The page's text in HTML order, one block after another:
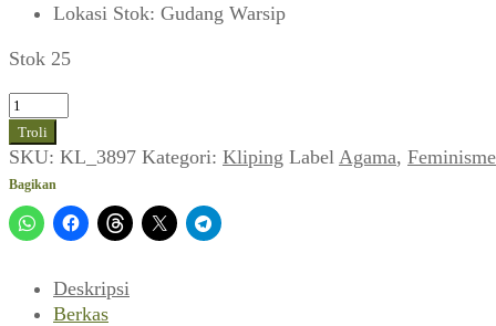
Lokasi Stok: Gudang Warsip
Stok 25
Kuantitas
Ahmad
Shodiq
~
Wanita
Dalam
(Suara
Troli
SKU: KL_3897 Kategori: Kliping Label Agama, Feminisme
Bagikan
Deskripsi
Berkas